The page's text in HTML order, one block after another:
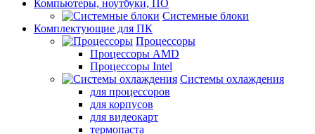
Компьютеры, ноутбуки, ПО
Системные блоки
Комплектующие для ПК
Процессоры
Процессоры AMD
Процессоры Intel
Системы охлаждения
для процессоров
для корпусов
для видеокарт
термопаста